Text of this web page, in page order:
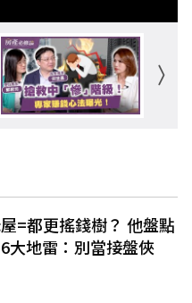
=都更搖錢樹？ 他盤點
大地雷：別當接盤俠